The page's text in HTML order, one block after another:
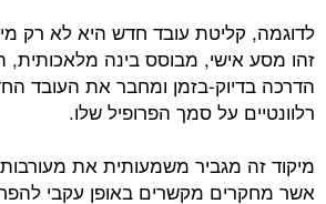
לדוגמה, קליטת עובד חדש היא לא רק
זהו מסע אישי, מבוסס בינה מלאכותית,
הדרכה בדיוק-בזמן ומחבר את העובד
רלוונטיים על סמך הפרופיל שלו.
מיקוד זה מגביר משמעותית את
אשר מחקרים מקשרים באופן עקבי